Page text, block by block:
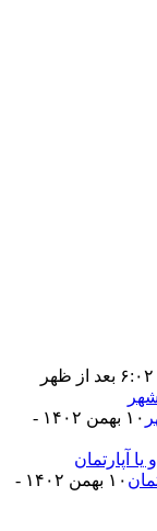
۱۰ بهمن ۱۴۰۲ -
۱۰ بهمن ۱۴۰۲ -